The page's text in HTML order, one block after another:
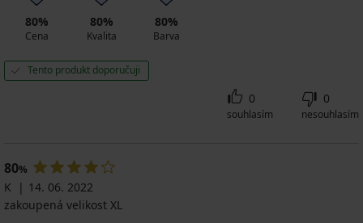
80%
Cena
80%
Kvalita
80%
Barva
Tento produkt doporučuji
0
souhlasím
0
nesouhlasím
80%
K
14. 06. 2022
zakoupená velikost XL